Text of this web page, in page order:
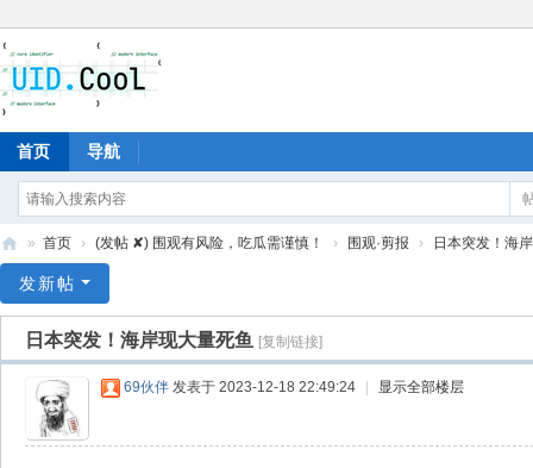
首页 导航
爱
» 首页 › (发帖 ✘) 围观有风险，吃瓜需谨慎！ › 围观·剪报 › 日本突发！海
发新帖
日本突发！海岸现大量死鱼 [复制链接]
69伙伴 发表于 2023-12-18 22:49:24 显示全部楼层